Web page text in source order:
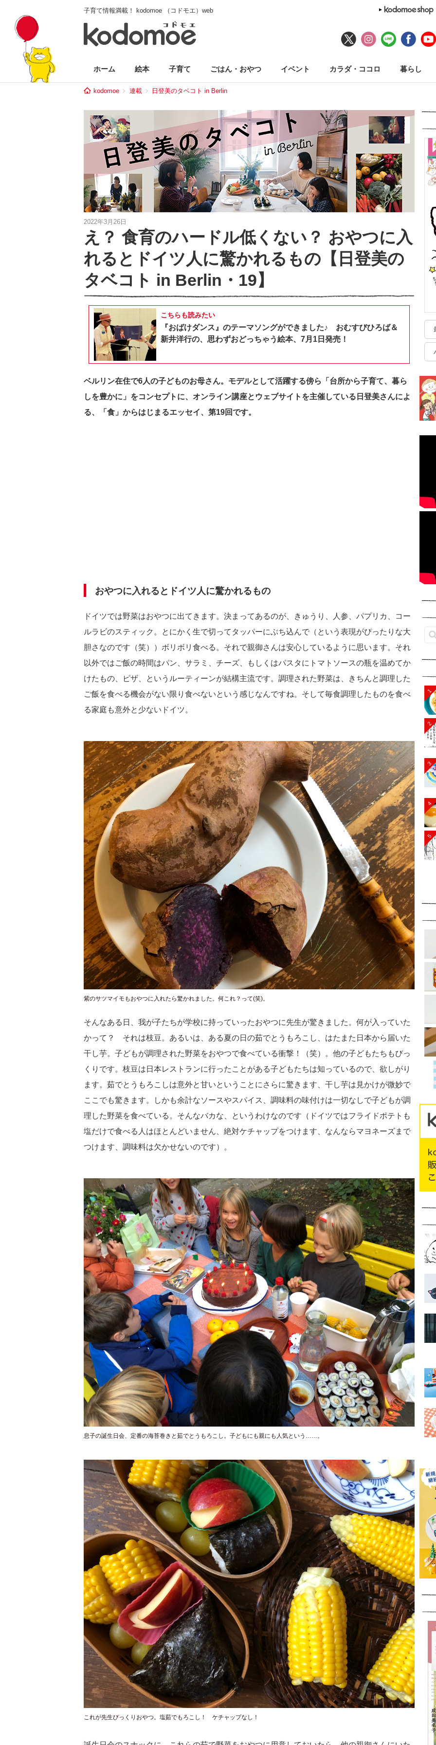
子育て情報満載！ kodomoe （コドモエ）web
ホーム 絵本 子育て ごはん・おやつ イベント カラダ・ココロ 暮らし
kodomoe 連載 日登美のタベコト in Berlin
2022年3月26日
え？ 食育のハードル低くない？ おやつに入
れるとドイツ人に驚かれるもの【日登美の
タベコト in Berlin・19】
こちらも読みたい
『おばけダンス』のテーマソングができました♪ おむすびひろば＆
新井洋行の、思わずおどっちゃう絵本、7月1日発売！
ベルリン在住で6人の子どものお母さん。モデルとして活躍する傍ら「台所から子育て、暮ら
しを豊かに」をコンセプトに、オンライン講座とウェブサイトを主催している日登美さんによ
る、「食」からはじまるエッセイ、第19回です。
おやつに入れるとドイツ人に驚かれるもの
ドイツでは野菜はおやつに出てきます。決まってあるのが、きゅうり、人参、パプリカ、コー
ルラビのスティック。とにかく生で切ってタッパーにぶち込んで（という表現がぴったりな大
胆さなのです（笑））ボリボリ食べる。それで親御さんは安心しているように思います。それ
以外ではご飯の時間はパン、サラミ、チーズ、もしくはパスタにトマトソースの瓶を温めてか
けたもの、ピザ、というルーティーンが結構主流です。調理された野菜は、きちんと調理した
ご飯を食べる機会がない限り食べないという感じなんですね。そして毎食調理したものを食べ
る家庭も意外と少ないドイツ。
紫のサツマイモもおやつに入れたら驚かれました。何これ？って(笑)。
そんなある日、我が子たちが学校に持っていったおやつに先生が驚きました。何が入っていた
かって？ それは枝豆。あるいは、ある夏の日の茹でとうもろこし、はたまた日本から届いた
干し芋。子どもが調理された野菜をおやつで食べている衝撃！（笑）。他の子どもたちもびっ
くりです。枝豆は日本レストランに行ったことがある子どもたちは知っているので、欲しがり
ます。茹でとうもろこしは意外と甘いということにさらに驚きます、干し芋は見かけが微妙で
ここでも驚きます。しかも余計なソースやスパイス、調味料の味付けは一切なしで子どもが調
理した野菜を食べている。そんなバカな、というわけなのです（ドイツではフライドポテトも
塩だけで食べる人はほとんどいません、絶対ケチャップをつけます、なんならマヨネーズまで
つけます、調味料は欠かせないのです）。
息子の誕生日会、定番の海苔巻きと茹でとうもろこし。子どもにも親にも人気という……。
これが先生びっくりおやつ。塩茹でもろこし！ ケチャップなし！
1
2
3
4
5